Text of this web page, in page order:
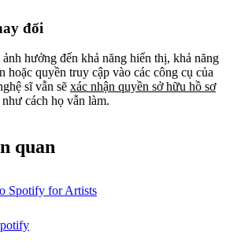
đổi
hưởng đến khả năng hiển thị, khả năng
hoặc quyền truy cập vào các công cụ của
sĩ vẫn sẽ xác nhận quyền sở hữu hồ sơ
như cách họ vẫn làm.
quan
Spotify for Artists